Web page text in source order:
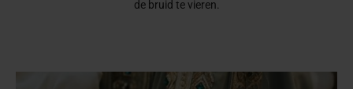
de bruid te vieren.